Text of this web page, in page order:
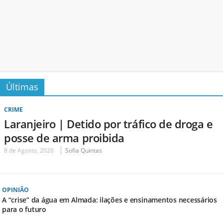
Últimas
CRIME
Laranjeiro | Detido por tráfico de droga e
posse de arma proibida
8 de Agosto, 2026 Sofia Quintas
OPINIÃO
A “crise” da água em Almada: ilações e ensinamentos necessários
para o futuro